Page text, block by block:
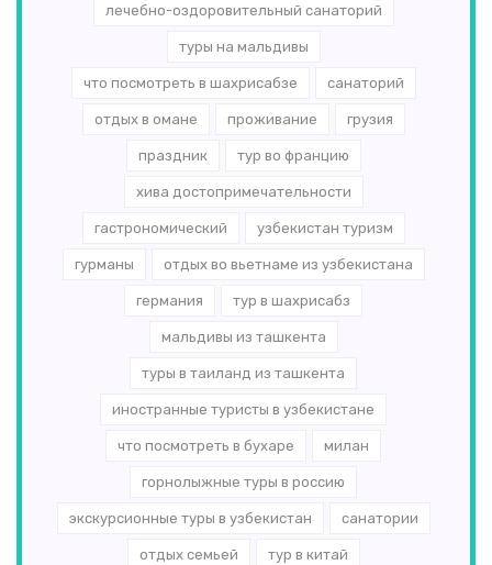
лечебно-оздоровительный санаторий
туры на мальдивы
что посмотреть в шахрисабзе санаторий
отдых в омане проживание грузия
праздник тур во францию
хива достопримечательности
гастрономический узбекистан туризм
гурманы отдых во вьетнаме из узбекистана
германия тур в шахрисабз
мальдивы из ташкента
туры в таиланд из ташкента
иностранные туристы в узбекистане
что посмотреть в бухаре милан
горнолыжные туры в россию
экскурсионные туры в узбекистан санатории
отдых семьей тур в китай